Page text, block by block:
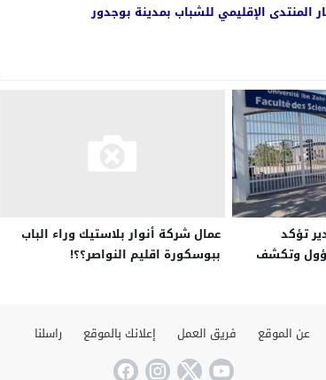
المنتدى الإقليمي للشباب بمدينة بوجدور
تؤكد
وتكشف
عمال شركة أنوار بلاستيك وراء الباب
ببوسكورة اقليم النواصر؟؟!
عن الموقع فريق العمل إعلانك بالموقع راسلنا